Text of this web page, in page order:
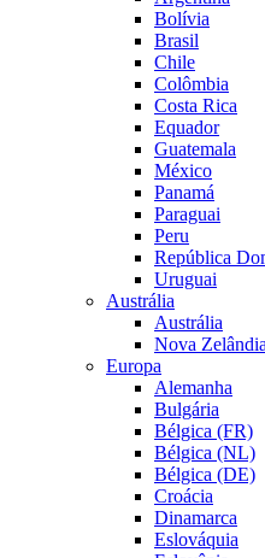
Bolívia
Brasil
Chile
Colômbia
Costa Rica
Equador
Guatemala
México
Panamá
Paraguai
Peru
República
Uruguai
Austrália
Austrália
Nova Zelândia
Europa
Alemanha
Bulgária
Bélgica (FR)
Bélgica (NL)
Bélgica (DE)
Croácia
Dinamarca
Eslováquia